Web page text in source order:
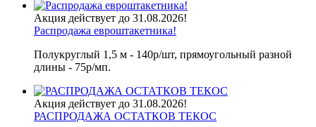
Акция действует до 31.08.2026!
Распродажа евроштакетника!
Полукруглый 1,5 м - 140р/шт, прямоугольный разной
длины - 75р/мп.
Акция действует до 31.08.2026!
РАСПРОДАЖА ОСТАТКОВ ТЕКОС